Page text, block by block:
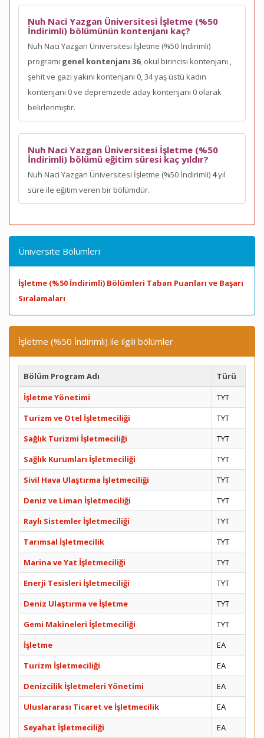
Nuh Naci Yazgan Üniversitesi İşletme (%50
İndirimli) bölümünün kontenjanı kaç?
Nuh Naci Yazgan Üniversitesi İşletme (%50 İndirimli)
programı genel kontenjanı 36, okul birincisi kontenjanı ,
şehit ve gazi yakını kontenjanı 0, 34 yaş üstü kadın
kontenjanı 0 ve depremzede aday kontenjanı 0 olarak
belirlenmiştir.
Nuh Naci Yazgan Üniversitesi İşletme (%50
İndirimli) bölümü eğitim süresi kaç yıldır?
Nuh Naci Yazgan Üniversitesi İşletme (%50 İndirimli) 4yıl
süre ile eğitim veren bir bölümdür.
Üniversite Bölümleri
İşletme (%50 İndirimli) Bölümleri Taban Puanları ve Başarı
Sıralamaları
İşletme (%50 İndirimli) ile ilgili bölümler
Bölüm Program Adı
Türü
İşletme Yönetimi
TYT
Turizm ve Otel İşletmeciliği
TYT
Sağlık Turizmi İşletmeciliği
TYT
Sağlık Kurumları İşletmeciliği
TYT
Sivil Hava Ulaştırma İşletmeciliği
TYT
Deniz ve Liman İşletmeciliği
TYT
Raylı Sistemler İşletmeciliği
TYT
Tarımsal İşletmecilik
TYT
Marina ve Yat İşletmeciliği
TYT
Enerji Tesisleri İşletmeciliği
TYT
Deniz Ulaştırma ve İşletme
TYT
Gemi Makineleri İşletmeciliği
TYT
İşletme
EA
Turizm İşletmeciliği
EA
Denizcilik İşletmeleri Yönetimi
EA
Uluslararası Ticaret ve İşletmecilik
EA
Seyahat İşletmeciliği
EA